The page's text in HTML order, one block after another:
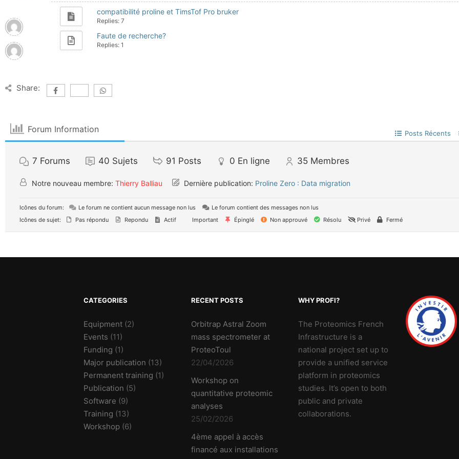
compatibilité proline et TimsTof Pro bruker
Replies: 7
Faute de recherche?
Replies: 1
Share:
Forum Information Posts Récents
7 Forums 40 Sujets 91 Posts 0 En ligne 35 Membres
Notre nouveau membre: Thierry Balliau Dernière publication: Proline Zero : Data migration
Icônes du forum: Le forum ne contient aucun message non lus
Le forum contient des messages non lus
Icônes de sujet:
Pas répondu Repondu Actif Important Épinglé Non approuvé Résolu Privé Fermé
CATEGORIES
Equipment(2)
Events (11)
Funding (1)
Major publication (13)
Permanent training (1)
Publication (5)
Software (9)
Training (13)
Workshop(6)
RECENT POSTS
Orbitrap Astral Zoom
mass spectrometer at
ProteoToul
22/04/2026
Workshop on
quantitative proteomic
analyses
25/02/2026
4ème appel à accès
financé aux installations
WHY PROFI?
The Proteomics French
Infrastructure is a
national project set up to
provide a unified service
platform in proteomics
studies. It’s open to both
public and private
collaborations.